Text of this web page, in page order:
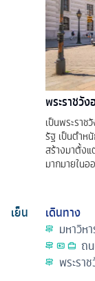
พระราชวั
เป็นพระรา
รัฐ เป็นตำห
สร้างมาตั้ง
มากมายในอ
เย็น
เดินทาง
มหาวิห
ถ
พระรา